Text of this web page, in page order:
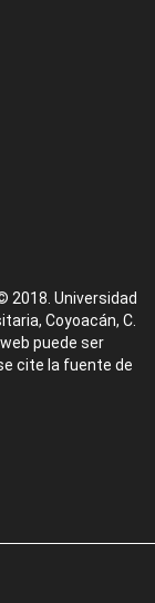
2018. Universidad
Coyoacán, C.
puede ser
cite la fuente de